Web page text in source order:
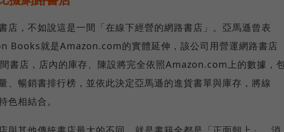
店，不如說這是一間「在線下經營的網路書店」。亞馬遜曾表
Books就是Amazon.com的實體延伸，該公司用營運網路書店
書店，店內的庫存、陳設將完全依照Amazon.com上的數據，
、暢銷書排行榜，並依此決定亞馬遜的進貨書單與庫存，將線
色相結合。